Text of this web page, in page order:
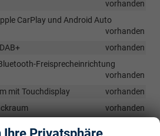
vorhanden
CarPlay und Android Auto
vorhanden
vorhanden
Freisprecheinrichtung
vorhanden
mit Touchdisplay
vorhanden
vorhanden